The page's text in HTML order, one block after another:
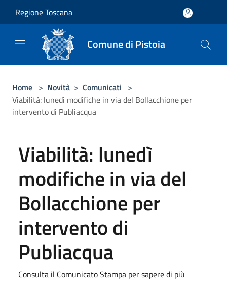
Regione Toscana
Comune di Pistoia
Home > Novità > Comunicati >
Viabilità: lunedì modifiche in via del Bollacchione per
intervento di Publiacqua
Viabilità: lunedì
modifiche in via del
Bollacchione per
intervento di
Publiacqua
Consulta il Comunicato Stampa per sapere di più